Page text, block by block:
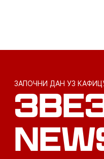
ЗАПОЧНИ ДАН УЗ